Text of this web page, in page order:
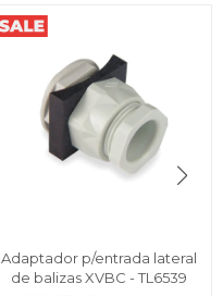
Adaptador p/entrada lateral
de balizas XVBC - TL6539